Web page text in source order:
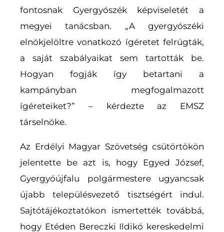
fontosnak Gyergyószék képviseletét a
megyei tanácsban. „A gyergyószéki
elnökjelöltre vonatkozó ígéretet felrúgták,
a saját szabályaikat sem tartották be.
Hogyan fogják így betartani a
kampányban megfogalmazott
ígéreteiket?” – kérdezte az EMSZ
társelnöke.
Az Erdélyi Magyar Szövetség csütörtökön
jelentette be azt is, hogy Egyed József,
Gyergyóújfalu polgármestere ugyancsak
újabb településvezető tisztségért indul.
Sajtótájékoztatókon ismertették továbbá,
hogy Etéden Bereczki Ildikó kereskedelmi